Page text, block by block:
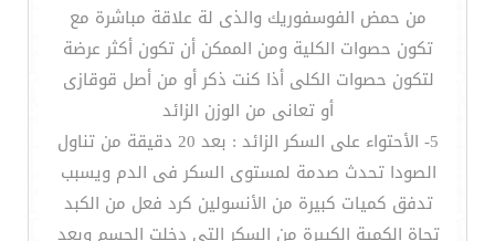
من حمض الفوسفوريك والذى لة علاقة مباشرة مع
تكون حصوات الكلية ومن الممكن أن تكون أكثر عرضة
لتكون حصوات الكلى أذا كنت ذكر أو من أصل قوقازى
أو تعانى من الوزن الزائد
5- الأحتواء على السكر الزائد : بعد 20 دقيقة من تناول
الصودا تحدث صدمة لمستوى السكر فى الدم ويسبب
تدفق كميات كبيرة من الأنسولين كرد فعل من الكبد
تجاة الكمية الكبيرة من السكر التى دخلت الجسم وبعد